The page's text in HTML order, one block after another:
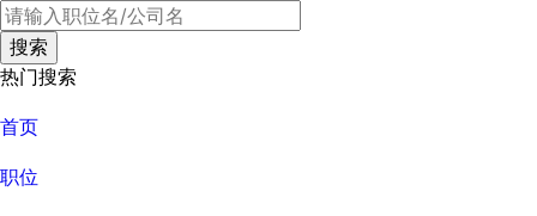
热门搜索
首页
职位